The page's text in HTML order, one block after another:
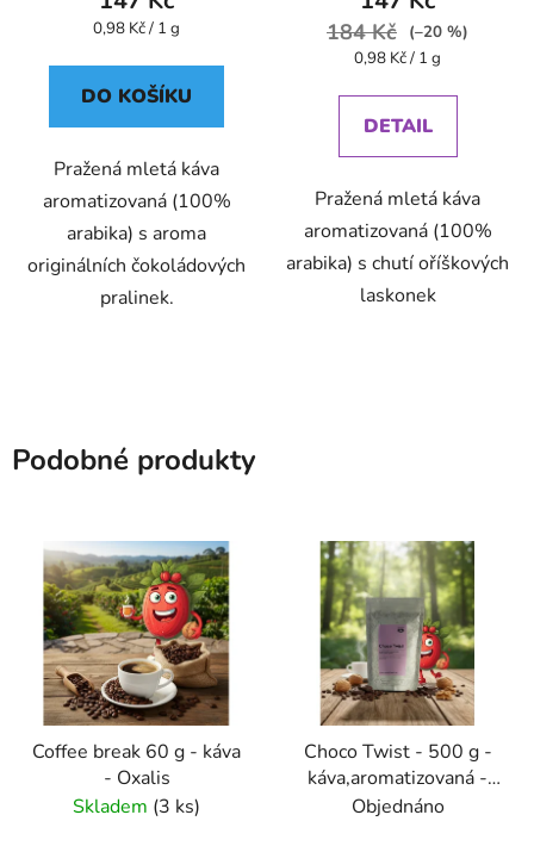
Měrná
0,98 Kč / 1 g
DO KOŠÍKU
Pražená mletá káva
aromatizovaná (100%
arabika) s aroma
originálních čokoládových
pralinek.
184 Kč
(–20 %)
Měrná
0,98 Kč / 1 g
DETAIL
Pražená mletá káva
aromatizovaná (100%
arabika) s chutí oříškových
laskonek
Podobné produkty
Coffee break 60 g - káva
- Oxalis
Skladem (3 ks)
Choco Twist - 500 g -
káva,aromatizovaná -
Oxalis
Objednáno